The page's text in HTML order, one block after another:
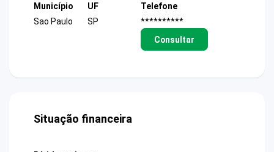
Município
Sao Paulo
UF
SP
Telefone
**********
Consultar
Situação financeira